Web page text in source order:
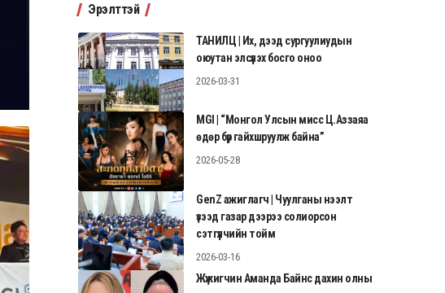
Эрэлттэй
ТАНИЛЦ | Их, дээд сургуулиудын
оюутан элсүүлэх босго оноо
2026-03-31
MGI | “Монгол Улсын мисс Ц.Аззаяа
өдөр бүр гайхшруулж байна”
2026-05-28
GenZ ажиглагч | Чуулганы нээлт
үзээд газар дээрээ солиорсон
сэтгүүлчийн тойм
2026-03-16
Жүжигчин Аманда Байнс дахин олны